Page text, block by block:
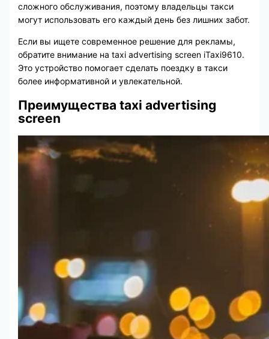
сложного обслуживания, поэтому владельцы такси
могут использовать его каждый день без лишних забот.
Если вы ищете современное решение для рекламы,
обратите внимание на taxi advertising screen iTaxi9610.
Это устройство помогает сделать поездку в такси
более информативной и увлекательной.
Преимущества taxi advertising
screen